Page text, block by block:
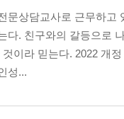
핵심 역량과 작동 원리
과 정책 맥락
음건강 그리고 공동체
문상담교사로 근무하
다. 친구와의 갈등으로
이라 믿는다. 2022 개
성...